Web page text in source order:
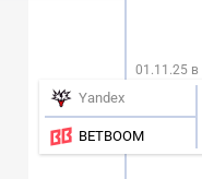
01.11.25 в
Yandex
BETBOOM